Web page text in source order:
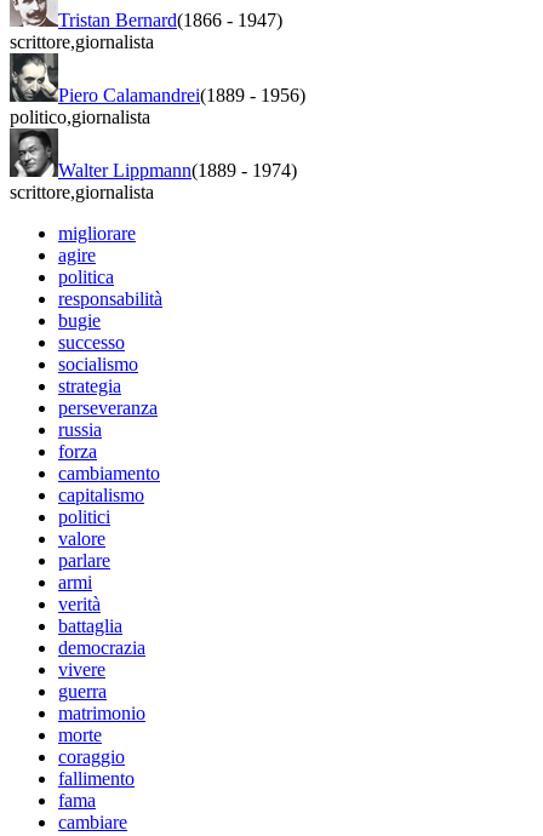
Tristan Bernard(1866 - 1947)
scrittore,giornalista
Piero Calamandrei(1889 - 1956)
politico,giornalista
Walter Lippmann(1889 - 1974)
scrittore,giornalista
migliorare
agire
politica
responsabilità
bugie
successo
socialismo
strategia
perseveranza
russia
forza
cambiamento
capitalismo
politici
valore
parlare
armi
verità
battaglia
democrazia
vivere
guerra
matrimonio
morte
coraggio
fallimento
fama
cambiare